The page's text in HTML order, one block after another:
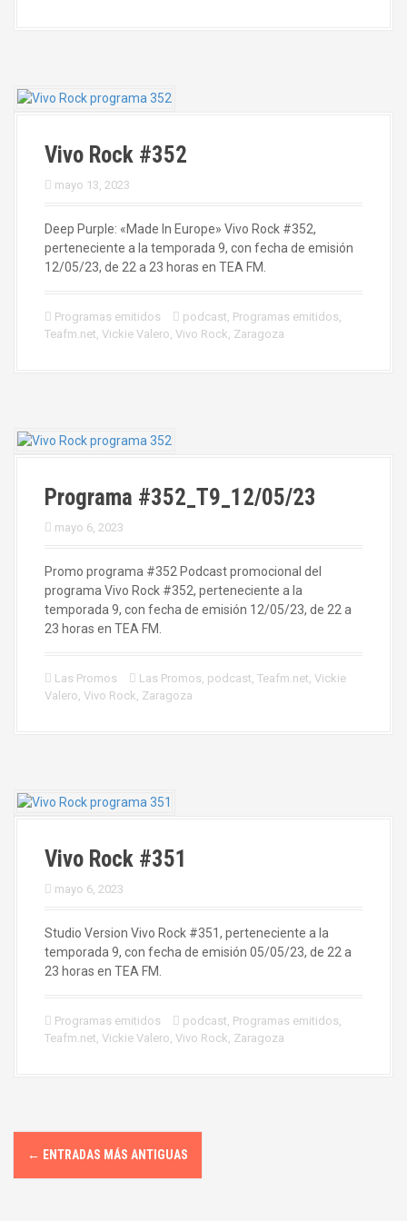
Vivo Rock #352
mayo 13, 2023
Deep Purple: «Made In Europe» Vivo Rock #352,
perteneciente a la temporada 9, con fecha de emisión
12/05/23, de 22 a 23 horas en TEA FM.
Programas emitidos podcast, Programas emitidos,
Teafm.net, Vickie Valero, Vivo Rock, Zaragoza
Programa #352_T9_12/05/23
mayo 6, 2023
Promo programa #352 Podcast promocional del
programa Vivo Rock #352, perteneciente a la
temporada 9, con fecha de emisión 12/05/23, de 22 a
23 horas en TEA FM.
Las Promos Las Promos, podcast, Teafm.net, Vickie
Valero, Vivo Rock, Zaragoza
Vivo Rock #351
mayo 6, 2023
Studio Version Vivo Rock #351, perteneciente a la
temporada 9, con fecha de emisión 05/05/23, de 22 a
23 horas en TEA FM.
Programas emitidos podcast, Programas emitidos,
Teafm.net, Vickie Valero, Vivo Rock, Zaragoza
r
← ENTRADAS MÁS ANTIGUAS